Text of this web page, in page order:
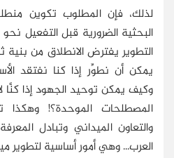
لذلك، فإن المطلوب تكوين
البحثية الضرورية قبل التفعيل
التطوير يفترض الانطلاق من
يمكن أن نطوِّر إذا كنا نفتقد
وكيف يمكن توحيد الجهود إذا كنَّا
المصطلحات الموحدة؟! وهكذا
والتعاون الميداني وتبادل
العرب... وهي أمور أساسية لتطوير